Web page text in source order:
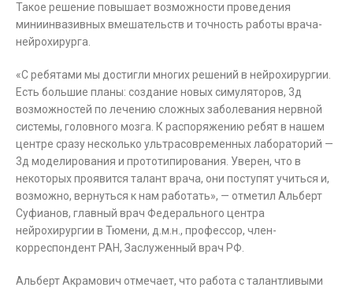
Такое решение повышает возможности проведения
миниинвазивных вмешательств и точность работы врача-
нейрохирурга.
«С ребятами мы достигли многих решений в нейрохирургии.
Есть большие планы: создание новых симуляторов, 3д
возможностей по лечению сложных заболевания нервной
системы, головного мозга. К распоряжению ребят в нашем
центре сразу несколько ультрасовременных лабораторий —
3д моделирования и прототипирования. Уверен, что в
некоторых проявится талант врача, они поступят учиться и,
возможно, вернуться к нам работать», — отметил Альберт
Суфианов, главный врач Федерального центра
нейрохирургии в Тюмени, д.м.н., профессор, член-
корреспондент РАН, Заслуженный врач РФ.
Альберт Акрамович отмечает, что работа с талантливыми